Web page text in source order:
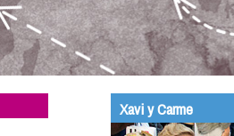
Xavi y Carme